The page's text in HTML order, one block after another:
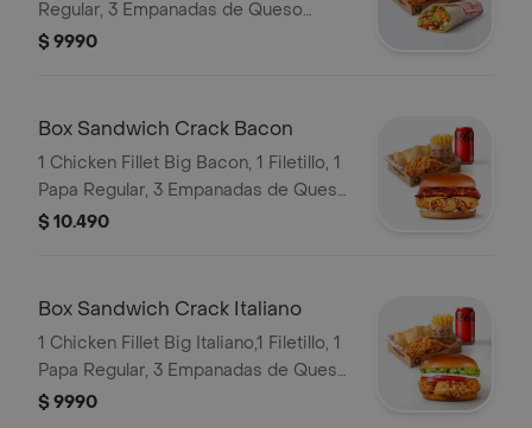
Regular, 3 Empanadas de Queso
Snack, 1 Bebida en Lata
$ 9990
Box Sandwich Crack Bacon
1 Chicken Fillet Big Bacon, 1 Filetillo, 1
Papa Regular, 3 Empanadas de Queso
Snack, 1 Bebida en Lata
$ 10.490
Box Sandwich Crack Italiano
1 Chicken Fillet Big Italiano,1 Filetillo, 1
Papa Regular, 3 Empanadas de Queso
SnacK, 1 Bebida en Lata
$ 9990